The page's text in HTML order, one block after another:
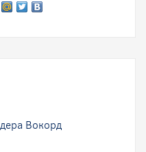
Вокорд